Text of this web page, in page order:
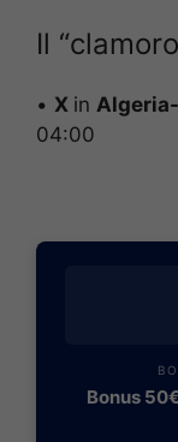
Il
• X in
04:00
Bonus